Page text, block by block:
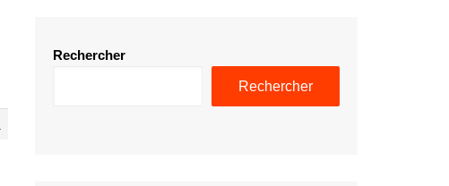
Rechercher
Rechercher